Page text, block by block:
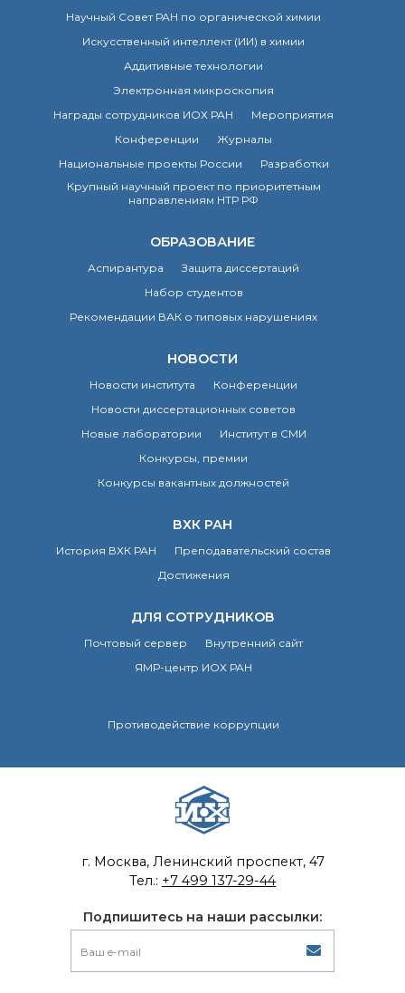
Научный Совет РАН по органической химии
Искусственный интеллект (ИИ) в химии
Аддитивные технологии
Электронная микроскопия
Награды сотрудников ИОХ РАН
Мероприятия
Конференции
Журналы
Национальные проекты России
Разработки
Крупный научный проект по приоритетным
направлениям НТР РФ
ОБРАЗОВАНИЕ
Аспирантура
Защита диссертаций
Набор студентов
Рекомендации ВАК о типовых нарушениях
НОВОСТИ
Новости института
Конференции
Новости диссертационных советов
Новые лаборатории
Институт в СМИ
Конкурсы, премии
Конкурсы вакантных должностей
ВХК РАН
История ВХК РАН
Преподавательский состав
Достижения
ДЛЯ СОТРУДНИКОВ
Почтовый сервер
Внутренний сайт
ЯМР-центр ИОХ РАН
Противодействие коррупции
г. Москва, Ленинский проспект, 47
Тел.: +7 499 137-29-44
Подпишитесь на наши рассылки: